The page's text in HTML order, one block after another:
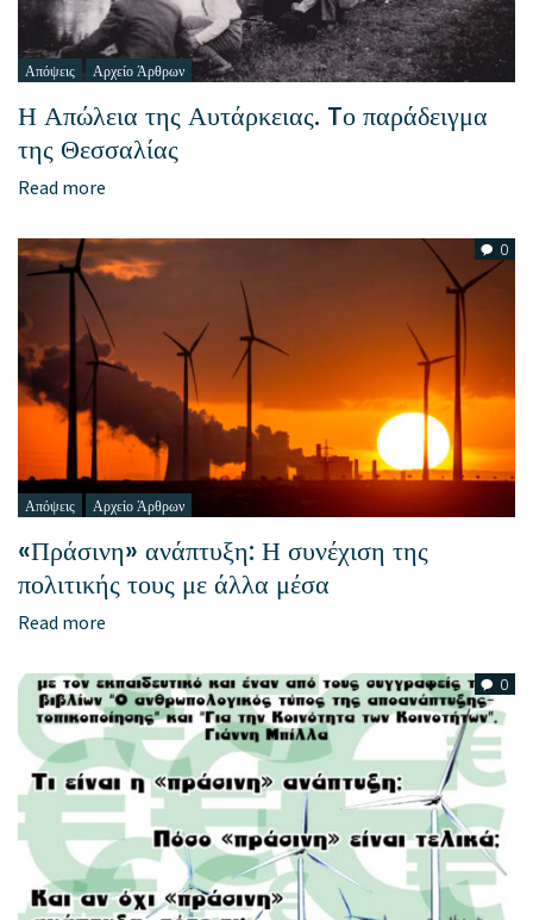
Απόψεις Αρχείο Άρθρων
Η Απώλεια της Αυτάρκειας. Tο παράδειγμα
της Θεσσαλίας
Read more
0
Απόψεις Αρχείο Άρθρων
«Πράσινη» ανάπτυξη: Η συνέχιση της
πολιτικής τους με άλλα μέσα
Read more
0